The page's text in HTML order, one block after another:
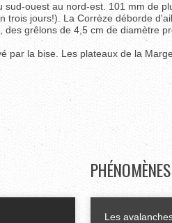
ouest au nord-est. 101 mm de
trois jours!). La Corrèze déborde
des grêlons de 4,5 cm de diamètre
par la bise. Les plateaux de la
PHÉNOMÈNES
Les